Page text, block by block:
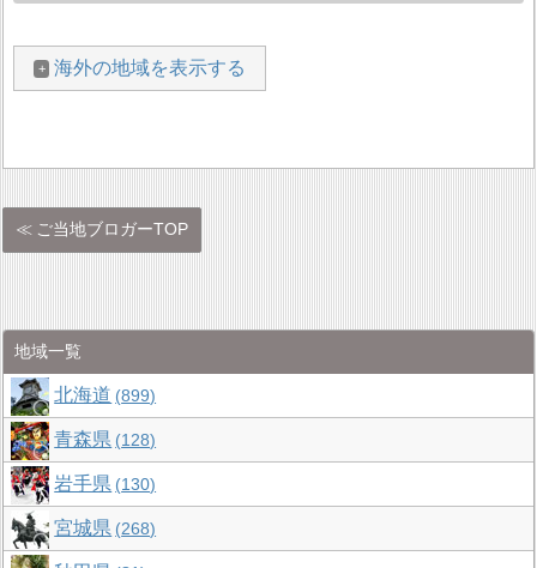
海外の地域を表示する
ご当地ブロガーTOP
地域一覧
北海道 899
青森県 128
岩手県 130
宮城県 268